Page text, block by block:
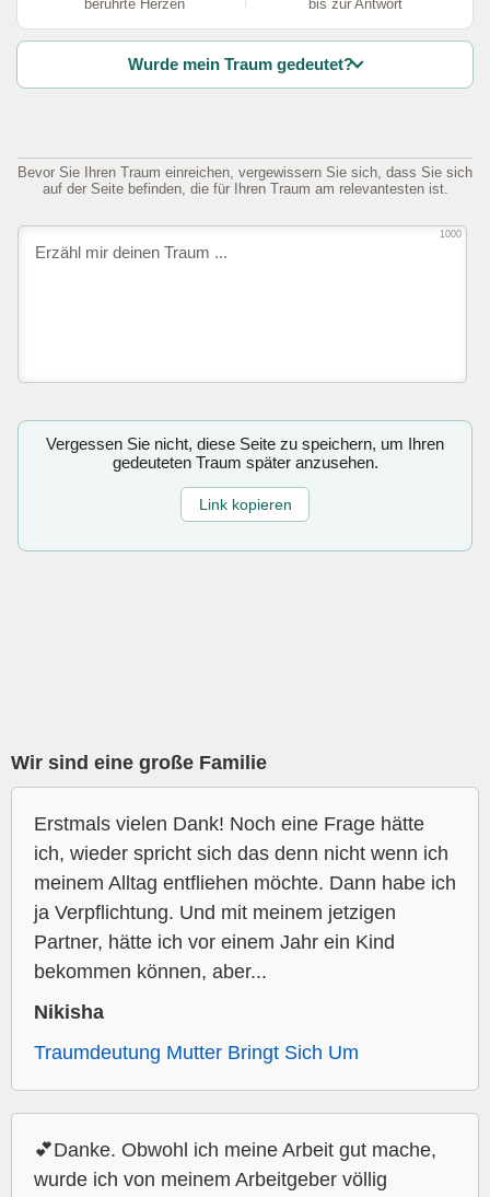
berührte Herzen bis zur Antwort
Wurde mein Traum gedeutet?
Bevor Sie Ihren Traum einreichen, vergewissern Sie sich, dass Sie sich
auf der Seite befinden, die für Ihren Traum am relevantesten ist.
1000
Vergessen Sie nicht, diese Seite zu speichern, um Ihren
gedeuteten Traum später anzusehen.
Link kopieren
Wir sind eine große Familie
Erstmals vielen Dank! Noch eine Frage hätte
ich, wieder spricht sich das denn nicht wenn ich
meinem Alltag entfliehen möchte. Dann habe ich
ja Verpflichtung. Und mit meinem jetzigen
Partner, hätte ich vor einem Jahr ein Kind
bekommen können, aber...
Nikisha
Traumdeutung Mutter Bringt Sich Um
💕Danke. Obwohl ich meine Arbeit gut mache,
wurde ich von meinem Arbeitgeber völlig